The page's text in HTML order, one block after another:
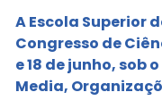
A Escola Superior
Congresso de
e 18 de junho, sob
Media,